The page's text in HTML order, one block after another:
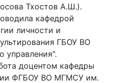
Тхостов А.Ш.).
кафедрой
личности и
ГБОУ ВО
управления".
доцентом кафедры
ФГБОУ ВО МГМСУ им.